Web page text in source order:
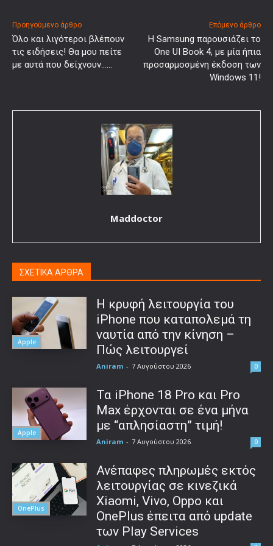
Προηγούμενο άρθρο
Όλο και λιγότεροι βλέπουν
τις ειδήσεις! Θα μου πείτε
με αυτά που δείχνουν……
Επόμενο άρθρο
Η Samsung παρουσιάζει το
One UI Book 4, με μία ήπια
προσαρμοσμένη έκδοση των
Windows 11!
Maddoctor
ΣΧΕΤΙΚΑ ΑΡΘΡΑ
Apple
Η κρυφή λειτουργία του
iPhone που καταπολεμά τη
ναυτία από την κίνηση –
Πώς λειτουργεί
Aniram - 7 Αυγούστου 2026 0
Apple
Τα iPhone 18 Pro και Pro
Max έρχονται σε ένα μήνα
με “απλησίαστη” τιμή!
Aniram - 7 Αυγούστου 2026 0
OnePlus
Ανέπαφες πληρωμές εκτός
λειτουργίας σε κινεζικά
Xiaomi, Vivo, Oppo και
OnePlus έπειτα από update
των Play Services